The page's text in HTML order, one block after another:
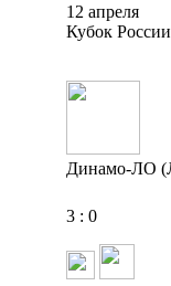
12 апреля
Кубок
Динамо-ЛО
3 : 0